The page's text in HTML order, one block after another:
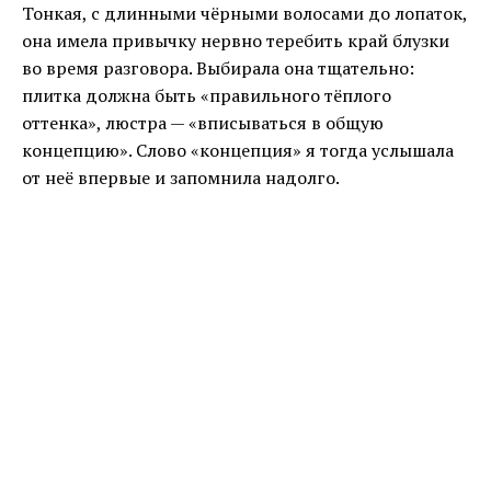
Тонкая, с длинными чёрными волосами до лопаток,
она имела привычку нервно теребить край блузки
во время разговора. Выбирала она тщательно:
плитка должна быть «правильного тёплого
оттенка», люстра — «вписываться в общую
концепцию». Слово «концепция» я тогда услышала
от неё впервые и запомнила надолго.